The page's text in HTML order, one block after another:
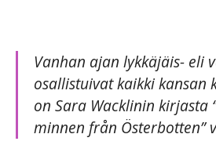
Vanhan ajan lykkäjäis- eli
osallistuivat kaikki kansan
on Sara Wacklinin kirjasta
minnen från Österbotten”